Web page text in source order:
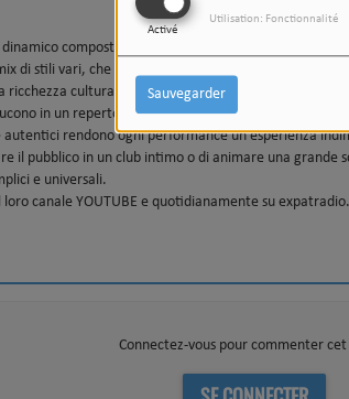
Activé
Utilisation: Fonctionnalité
Sauvegarder
composto da musicisti espatriati provenienti
di stili vari, che vanno dal pop alla bossa jazz, fino
ricchezza culturale e musicale unica, con testi e
in un repertorio eclettico e affascinante. La loro
autentici rendono ogni performance un'esperienza
il pubblico in un club intimo o di animare una grande
e universali.
canale YOUTUBE e quotidianamente su
Connectez-vous pour commenter